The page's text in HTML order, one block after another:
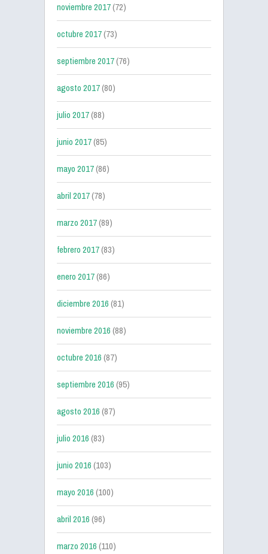
noviembre 2017(72)
octubre 2017(73)
septiembre 2017(76)
agosto 2017(80)
julio 2017(88)
junio 2017(85)
mayo 2017(86)
abril 2017(78)
marzo 2017(89)
febrero 2017(83)
enero 2017(86)
diciembre 2016(81)
noviembre 2016(88)
octubre 2016(87)
septiembre 2016(95)
agosto 2016(87)
julio 2016(83)
junio 2016(103)
mayo 2016(100)
abril 2016(96)
marzo 2016(110)